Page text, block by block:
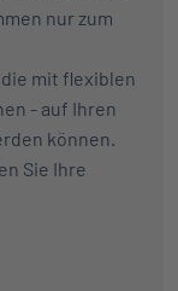
nur zum
mit flexiblen
- auf Ihren
können.
Sie Ihre